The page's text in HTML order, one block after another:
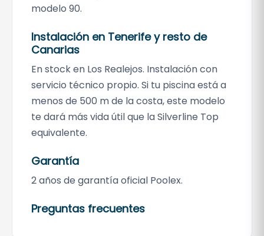
modelo 90.
Instalación en Tenerife y resto de
Canarias
En stock en Los Realejos. Instalación con
servicio técnico propio. Si tu piscina está a
menos de 500 m de la costa, este modelo
te dará más vida útil que la Silverline Top
equivalente.
Garantía
2 años de garantía oficial Poolex.
Preguntas frecuentes